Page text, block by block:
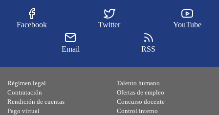
Facebook Twitter YouTube
Email RSS
Régimen legal
Contratación
Rendición de cuentas
Pago virtual
Talento humano
Ofertas de empleo
Concurso docente
Control interno